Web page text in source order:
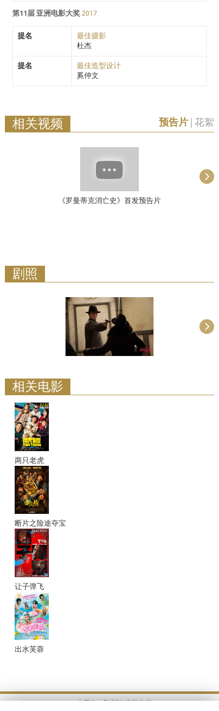
第11届 亚洲电影大奖 2017
提名
最佳摄影
杜杰
提名
最佳造型设计
奚仲文
相关视频 预告片 花絮
《罗曼蒂克消亡史》首发预告片
剧照
相关电影
两只老虎
断片之险途夺宝
让子弹飞
出水芙蓉